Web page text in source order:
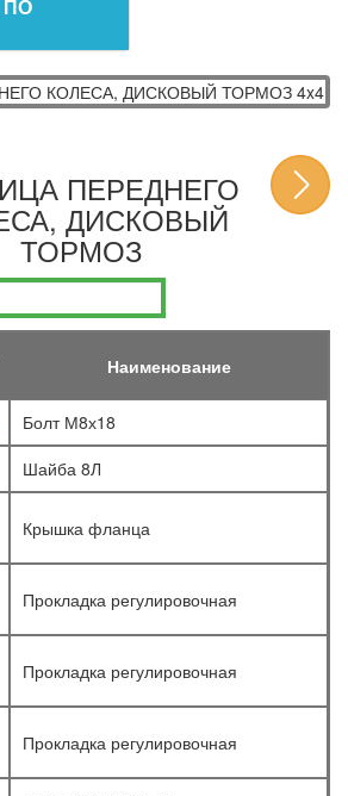
ПО
ПЕРЕДНЕГО
ДИСКОВЫЙ
ТОРМОЗ
Наименование
Болт М8х18
Шайба 8Л
Крышка фланца
Прокладка регулировочная
Прокладка регулировочная
Прокладка регулировочная